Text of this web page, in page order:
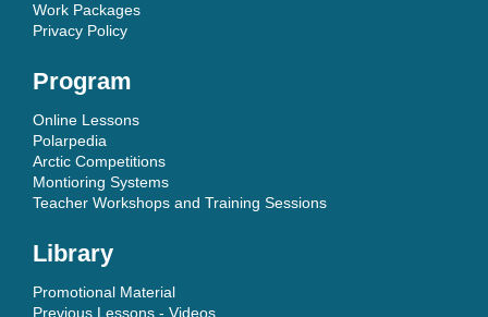
Work Packages
Privacy Policy
Program
Online Lessons
Polarpedia
Arctic Competitions
Montioring Systems
Teacher Workshops and Training Sessions
Library
Promotional Material
Previous Lessons - Videos